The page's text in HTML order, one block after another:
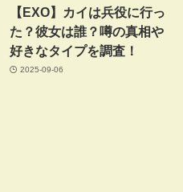
【EXO】カイは兵役に行っ
た？彼女は誰？噂の真相や
好きなタイプを調査！
2025-09-06